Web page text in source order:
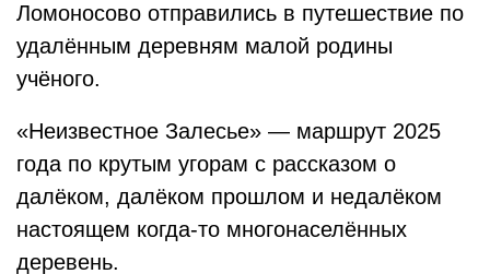
Ломоносово отправились в путешествие по
удалённым деревням малой родины
учёного.
«Неизвестное Залесье» — маршрут 2025
года по крутым угорам с рассказом о
далёком, далёком прошлом и недалёком
настоящем когда-то многонаселённых
деревень.